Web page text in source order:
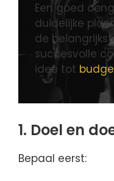
Een goed
duidelijke
de
succesvolle
idee tot
1. Doel en
Bepaal eerst: